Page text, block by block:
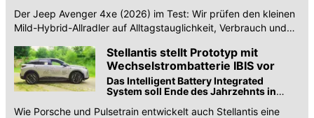
Großstadt-Alltag?
Der Jeep Avenger 4xe (2026) im Test: Wir prüfen den kleinen
Mild-Hybrid-Allradler auf Alltagstauglichkeit, Verbrauch und
Stellantis stellt Prototyp mit
Wechselstrombatterie IBIS vor
Das Intelligent Battery Integrated
System soll Ende des Jahrzehnts in
Wie Porsche und Pulsetrain entwickelt auch Stellantis eine